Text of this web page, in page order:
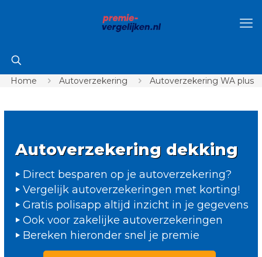
Home Autoverzekering Autoverzekering WA plus
Autoverzekering dekking
Direct besparen op je autoverzekering?
Vergelijk autoverzekeringen met korting!
Gratis polisapp altijd inzicht in je gegevens
Ook voor zakelijke autoverzekeringen
Bereken hieronder snel je premie